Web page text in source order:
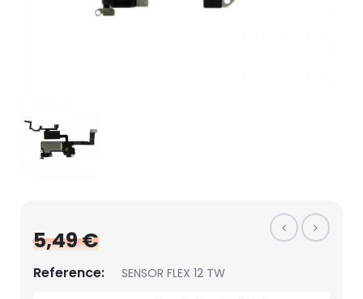
5,49 €
Reference: SENSOR FLEX 12 TW